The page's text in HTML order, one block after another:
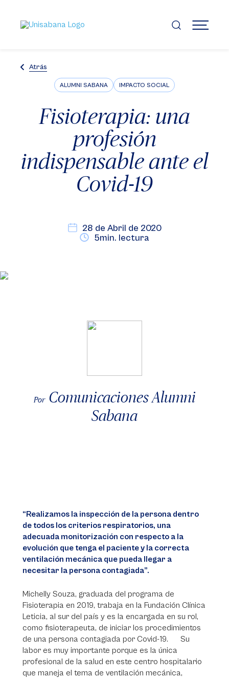
contenido
principal
MENÚ
Atrás
ALUMNI SABANA IMPACTO SOCIAL
Fisioterapia: una
profesión
indispensable ante el
Covid-19
28 de Abril de 2020
5min. lectura
Por Comunicaciones Alumni
Sabana
“Realizamos la inspección de la persona dentro
de todos los criterios respiratorios, una
adecuada monitorización con respecto a la
evolución que tenga el paciente y la correcta
ventilación mecánica que pueda llegar a
necesitar la persona contagiada”.
Michelly Souza, graduada del programa de
Fisioterapia en 2019, trabaja en la Fundación Clínica
Leticia, al sur del país y es la encargada en su rol,
como fisioterapeuta, de iniciar los procedimientos
de una persona contagiada por Covid-19. Su
labor es muy importante porque es la única
profesional de la salud en este centro hospitalario
que maneja el tema de ventilación mecánica,